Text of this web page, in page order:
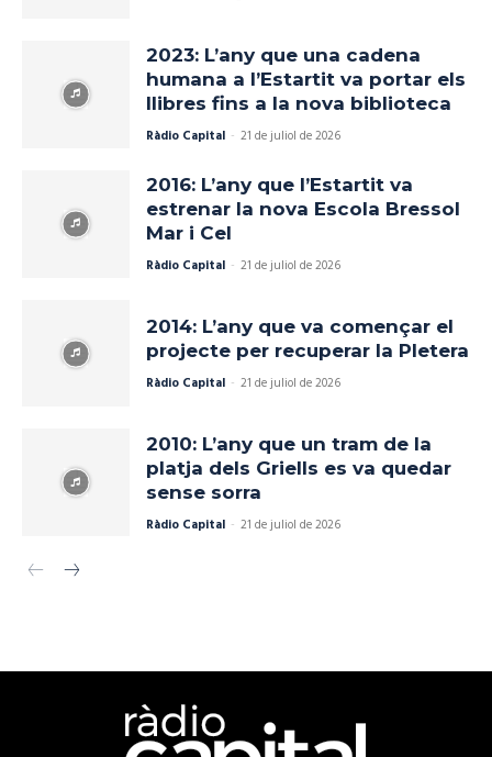
2023: L’any que una cadena
humana a l’Estartit va portar els
llibres fins a la nova biblioteca
Ràdio Capital - 21 de juliol de 2026
2016: L’any que l’Estartit va
estrenar la nova Escola Bressol
Mar i Cel
Ràdio Capital - 21 de juliol de 2026
2014: L’any que va començar el
projecte per recuperar la Pletera
Ràdio Capital - 21 de juliol de 2026
2010: L’any que un tram de la
platja dels Griells es va quedar
sense sorra
Ràdio Capital - 21 de juliol de 2026